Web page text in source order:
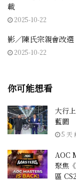
載
2025-10-22
影／陳氏宗親會改
2025-10-22
你可能想看
大行
藍圖
5 天
AOC
聚焦
區